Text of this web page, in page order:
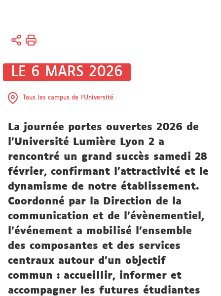
Vous
Accueil
Actualités
LE 6 MARS 2026
Tous les campus de l'Université
La journée portes ouvertes 2026 de
l’Université Lumière Lyon 2 a
rencontré un grand succès samedi 28
février, confirmant l’attractivité et le
dynamisme de notre établissement.
Coordonné par la Direction de la
communication et de l'évènementiel,
l’événement a mobilisé l’ensemble
des composantes et des services
centraux autour d’un objectif
commun : accueillir, informer et
accompagner les futures étudiantes